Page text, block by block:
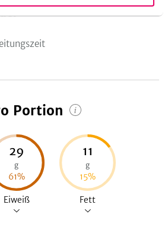
Portion
29
g
61%
Eiweiß
11
g
15%
Fett